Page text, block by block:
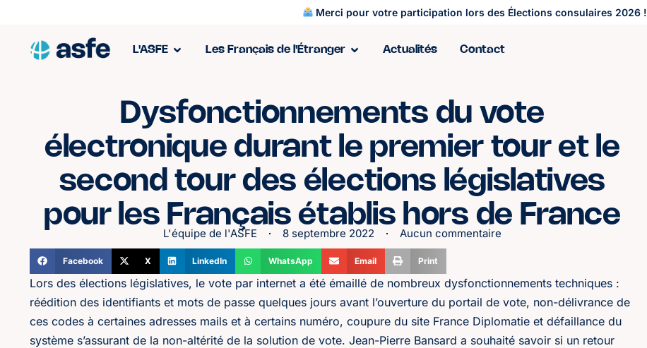
Merci pour votre participation lors des Élections consulaires 2026 !
L'ASFE Les Français de l'Étranger Actualités Contact
Dysfonctionnements du vote
électronique durant le premier tour et le
second tour des élections législatives
pour les Français établis hors de France
L'équipe de l'ASFE 8 septembre 2022 Aucun commentaire
Facebook X LinkedIn WhatsApp Email Print
Lors des élections législatives, le vote par internet a été émaillé de nombreux dysfonctionnements techniques :
réédition des identifiants et mots de passe quelques jours avant l’ouverture du portail de vote, non-délivrance de
ces codes à certaines adresses mails et à certains numéro, coupure du site France Diplomatie et défaillance du
système s’assurant de la non-altérité de la solution de vote. Jean-Pierre Bansard a souhaité savoir si un retour